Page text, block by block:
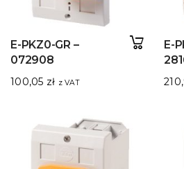
E-PKZ0-GR –
072908
100,05 zł z VAT
E-